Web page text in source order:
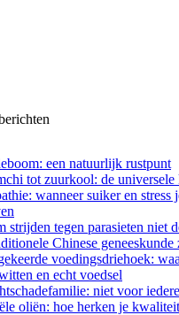
een natuurlijk rustpunt
tot zuurkool: de universele
wanneer suiker en stress
strijden tegen parasieten niet
Chinese
voedingsdriehoek:
en echt voedsel
niet voor
oliën: hoe herken je